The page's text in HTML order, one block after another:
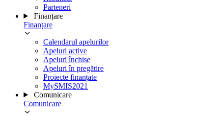
Parteneri
Finanțare
Finanțare
Calendarul apelurilor
Apeluri active
Apeluri închise
Apeluri în pregătire
Proiecte finanțate
MySMIS2021
Comunicare
Comunicare